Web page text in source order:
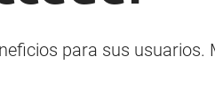
para sus usuarios.